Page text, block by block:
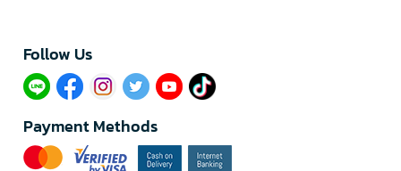
Follow Us​
Payment Methods